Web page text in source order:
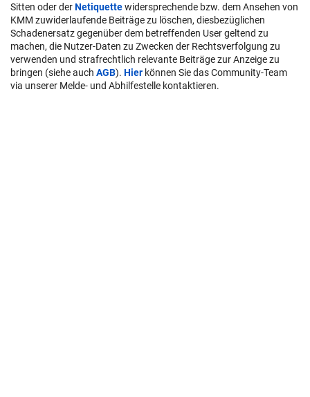
Sitten oder derNetiquettewidersprechende bzw. dem Ansehen von
KMM zuwiderlaufende Beiträge zu löschen, diesbezüglichen
Schadenersatz gegenüber dem betreffenden User geltend zu
machen, die Nutzer-Daten zu Zwecken der Rechtsverfolgung zu
verwenden und strafrechtlich relevante Beiträge zur Anzeige zu
bringen (siehe auch AGB). Hier können Sie das Community-Team
via unserer Melde- und Abhilfestelle kontaktieren.